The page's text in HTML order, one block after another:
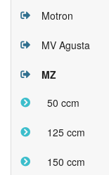
Motron
MV Agusta
MZ
50 ccm
125 ccm
150 ccm